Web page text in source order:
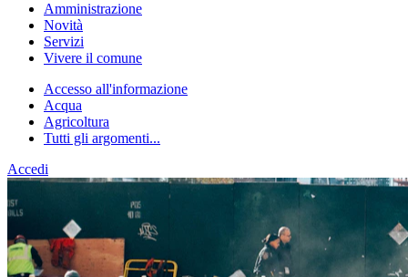
Amministrazione
Novità
Servizi
Vivere il comune
Accesso all'informazione
Acqua
Agricoltura
Tutti gli argomenti...
Accedi